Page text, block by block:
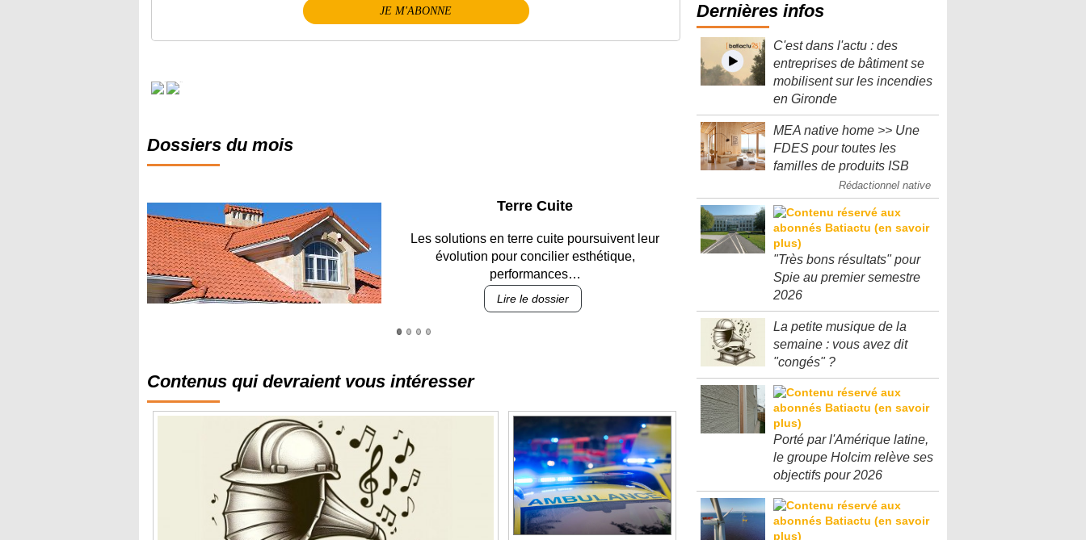
JE M'ABONNE
Dossiers du mois
Parking et garages
Entre circulation, sécurisation des accès, durabilité
des revêtements et intégration…
Lire le dossier
Dernières infos
C'est dans l'actu : des
entreprises de bâtiment se
mobilisent sur les incendies
en Gironde
MEA native home >> Une
FDES pour toutes les
familles de produits ISB
Rédactionnel native
"Très bons résultats" pour
Spie au premier semestre
2026
La petite musique de la
semaine : vous avez dit
"congés" ?
Porté par l'Amérique latine,
le groupe Holcim relève ses
objectifs pour 2026